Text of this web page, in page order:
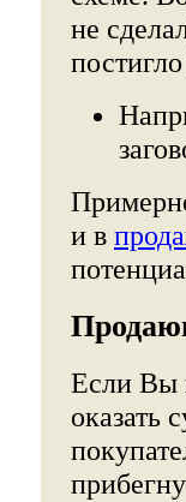
не
постигло
и в
Если Вы
оказать